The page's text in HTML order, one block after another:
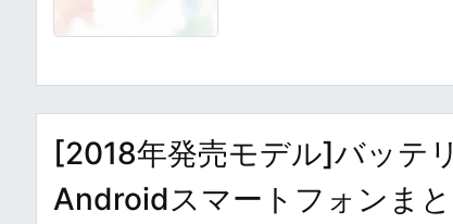
[2018年発売モデル]バッテ
Androidスマートフォンま